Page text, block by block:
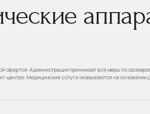
офертой. Администрация принимает все меры по
центре. Медицинские услуги оказываются на основании